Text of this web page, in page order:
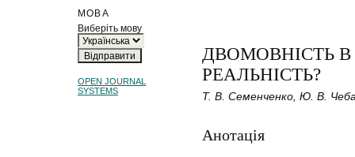
МОВА
Виберіть мову
OPEN JOURNAL
SYSTEMS
ДВОМОВНІСТЬ В
РЕАЛЬНІСТЬ?
Т. В. Семенченко, Ю. В.
Анотація